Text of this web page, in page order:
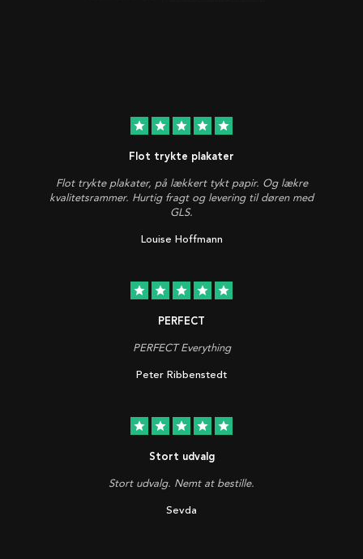
star star star star star
Flot trykte plakater
Flot trykte plakater, på lækkert tykt papir. Og lækre
kvalitetsrammer. Hurtig fragt og levering til døren med
GLS.
Louise Hoffmann
star star star star star
PERFECT
PERFECT Everything
Peter Ribbenstedt
star star star star star
Stort udvalg
Stort udvalg. Nemt at bestille.
Sevda